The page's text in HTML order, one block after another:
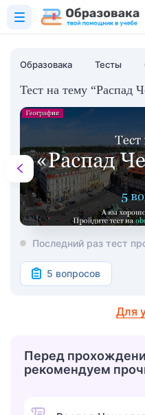
Образовака Тесты
Тест на тему “Распад
Последний раз тест
5 вопросов
Для
Перед
рекомендуем